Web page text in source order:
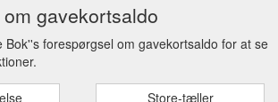
gavekortsaldo
Bok''s forespørgsel om gavekortsaldo for at se
Store-tæller